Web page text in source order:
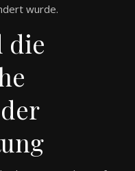
wurde.
die